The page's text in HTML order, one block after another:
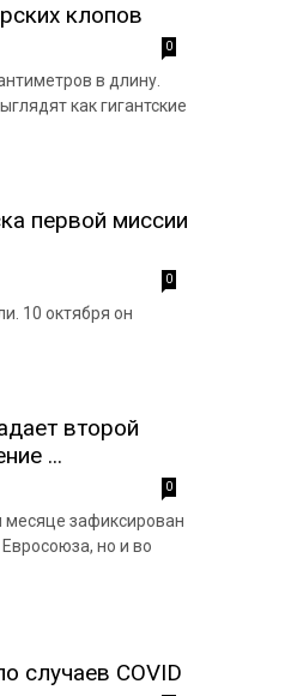
клопов
0
в длину.
как гигантские
первой миссии
0
10 октября он
второй
...
0
месяце зафиксирован
но и во
случаев COVID